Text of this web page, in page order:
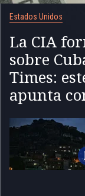
Estados Unidos
La CIA
sobre
Times:
apunta